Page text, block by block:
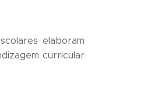
elaboram
curricular